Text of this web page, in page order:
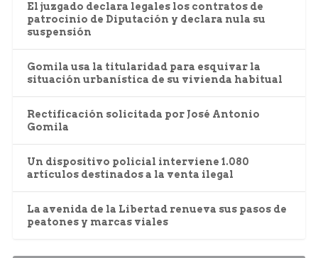
El juzgado declara legales los contratos de
patrocinio de Diputación y declara nula su
suspensión
Gomila usa la titularidad para esquivar la
situación urbanística de su vivienda habitual
Rectificación solicitada por José Antonio
Gomila
Un dispositivo policial interviene 1.080
artículos destinados a la venta ilegal
La avenida de la Libertad renueva sus pasos de
peatones y marcas viales